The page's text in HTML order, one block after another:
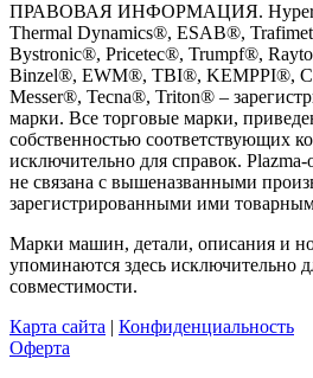
ПРАВОВАЯ ИНФОРМАЦИЯ.
Thermal Dynamics®, ESAB®,
Bystronic®, Pricetec®, Trumpf®,
Binzel®, EWM®, TBI®, KEMPPI®,
Messer®, Tecna®, Triton® –
марки. Все торговые марки,
собственностью соответствующих
исключительно для справок.
не связана с вышеназванными
зарегистрированными ими
Марки машин, детали, описания и
упоминаются здесь исключительно
совместимости.
Карта сайта | Конфиденциальность
Оферта